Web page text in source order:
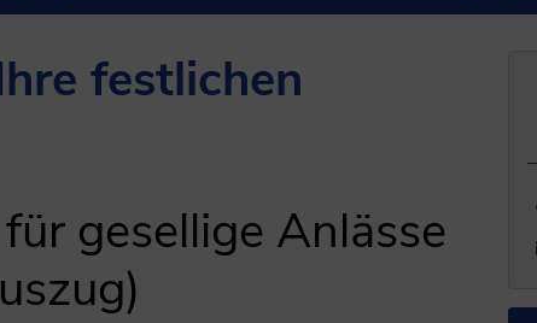
festlichen
gesellige Anlässe